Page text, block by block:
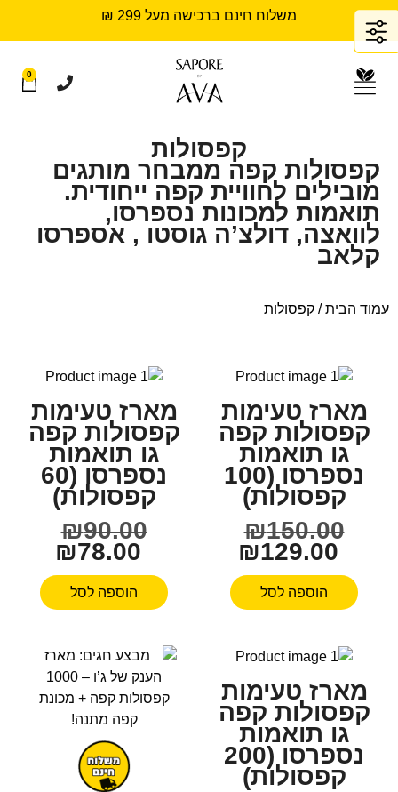
משלוח חינם ברכישה מעל 299 ₪
0
קפסולות
קפסולות קפה ממבחר מותגים
מובילים לחוויית קפה ייחודית.
תואמות למכונות נספרסו,
לוואצה, דולצ’ה גוסטו , אספרסו
קלאב
עמוד הבית/ קפסולות
מארז טעימות
קפסולות קפה
גו תואמות
נספרסו (100
קפסולות)
₪150.00
₪129.00
הוספה לסל
מארז טעימות
קפסולות קפה
גו תואמות
נספרסו (60
קפסולות)
₪90.00
₪78.00
הוספה לסל
מארז טעימות
קפסולות קפה
גו תואמות
נספרסו (200
קפסולות)